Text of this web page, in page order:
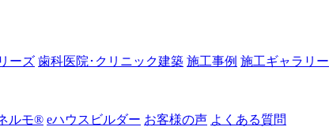
ーズ 歯科医院･クリニック建築 施工事例 施工ギャラリー
ルモ®︎ eハウスビルダー お客様の声 よくある質問